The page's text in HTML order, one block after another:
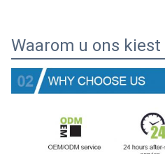
Waarom u ons kiest